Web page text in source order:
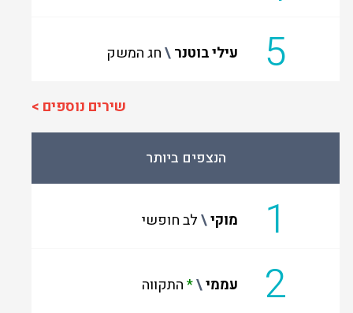
עילי בוטנר חג המשק
שירים נוספים >
הנצפים ביותר
לב חופשי
עממי *התקווה